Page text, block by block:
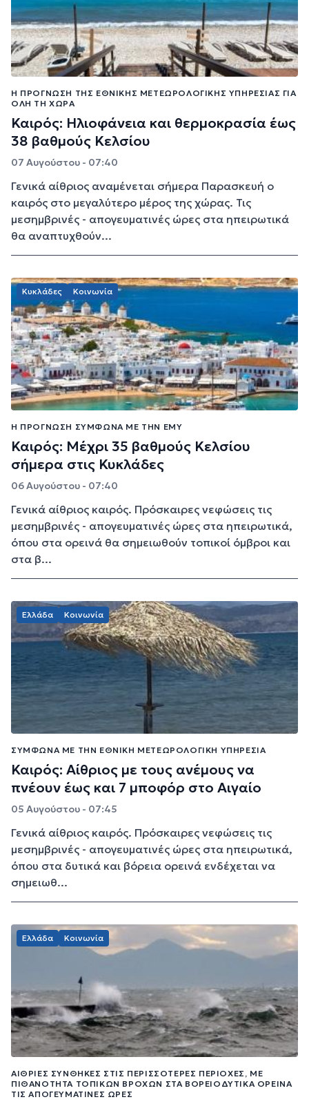
Η ΠΡΌΓΝΩΣΗ ΤΗΣ ΕΘΝΙΚΉΣ ΜΕΤΕΩΡΟΛΟΓΙΚΉΣ ΥΠΗΡΕΣΊΑΣ ΓΙΑ
ΌΛΗ ΤΗ ΧΏΡΑ
Καιρός: Ηλιοφάνεια και θερμοκρασία έως
38 βαθμούς Κελσίου
07 Αυγούστου - 07:40
Γενικά αίθριος αναμένεται σήμερα Παρασκευή ο
καιρός στο μεγαλύτερο μέρος της χώρας. Τις
μεσημβρινές - απογευματινές ώρες στα ηπειρωτικά
θα αναπτυχθούν...
Κυκλάδες Κοινωνία
Η ΠΡΌΓΝΩΣΗ ΣΎΜΦΩΝΑ ΜΕ ΤΗΝ ΕΜΥ
Καιρός: Μέχρι 35 βαθμούς Κελσίου
σήμερα στις Κυκλάδες
06 Αυγούστου - 07:40
Γενικά αίθριος καιρός. Πρόσκαιρες νεφώσεις τις
μεσημβρινές - απογευματινές ώρες στα ηπειρωτικά,
όπου στα ορεινά θα σημειωθούν τοπικοί όμβροι και
στα β...
Ελλάδα Κοινωνία
ΣΎΜΦΩΝΑ ΜΕ ΤΗΝ ΕΘΝΙΚΉ ΜΕΤΕΩΡΟΛΟΓΙΚΉ ΥΠΗΡΕΣΊΑ
Καιρός: Αίθριος με τους ανέμους να
πνέουν έως και 7 μποφόρ στο Αιγαίο
05 Αυγούστου - 07:45
Γενικά αίθριος καιρός. Πρόσκαιρες νεφώσεις τις
μεσημβρινές - απογευματινές ώρες στα ηπειρωτικά,
όπου στα δυτικά και βόρεια ορεινά ενδέχεται να
σημειωθ...
Ελλάδα Κοινωνία
ΑΊΘΡΙΕΣ ΣΥΝΘΉΚΕΣ ΣΤΙΣ ΠΕΡΙΣΣΌΤΕΡΕΣ ΠΕΡΙΟΧΈΣ, ΜΕ
ΠΙΘΑΝΌΤΗΤΑ ΤΟΠΙΚΏΝ ΒΡΟΧΏΝ ΣΤΑ ΒΟΡΕΙΟΔΥΤΙΚΆ ΟΡΕΙΝΆ
ΤΙΣ ΑΠΟΓΕΥΜΑΤΙΝΈΣ ΏΡΕΣ